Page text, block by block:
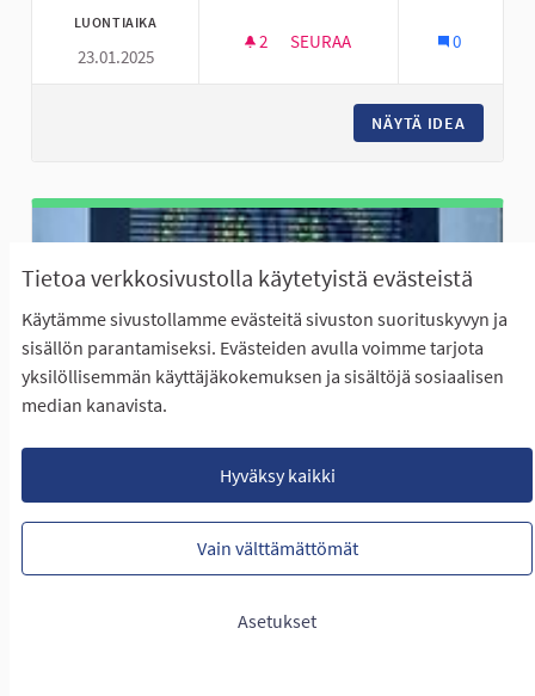
Tietoa verkkosivustolla käytetyistä evästeistä
Käytämme sivustollamme evästeitä sivuston suorituskyvyn ja
sisällön parantamiseksi. Evästeiden avulla voimme tarjota
yksilöllisemmän käyttäjäkokemuksen ja sisältöjä sosiaalisen
median kanavista.
Hyväksy kaikki
Vain välttämättömät
Asetukset
LUONTIAIKA
23.01.2025
2 2 SEURAAJAA
SEURAA 0
NÄYTÄ IDEA
Seinäjoella on käytössä muutamalla katuosuudella
numeronäyttöisiä nopeusvalvontakameroita. ...